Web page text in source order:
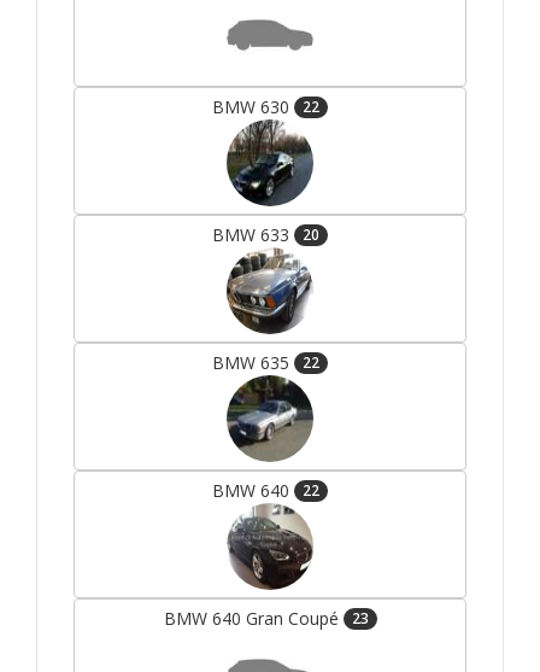
BMW 630 22
BMW 633 20
BMW 635 22
BMW 640 22
BMW 640 Gran Coupé 23